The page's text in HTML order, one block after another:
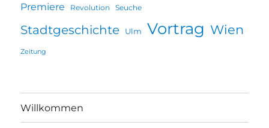
Premiere Revolution Seuche
Stadtgeschichte Ulm Vortrag Wien
Zeitung
Willkommen